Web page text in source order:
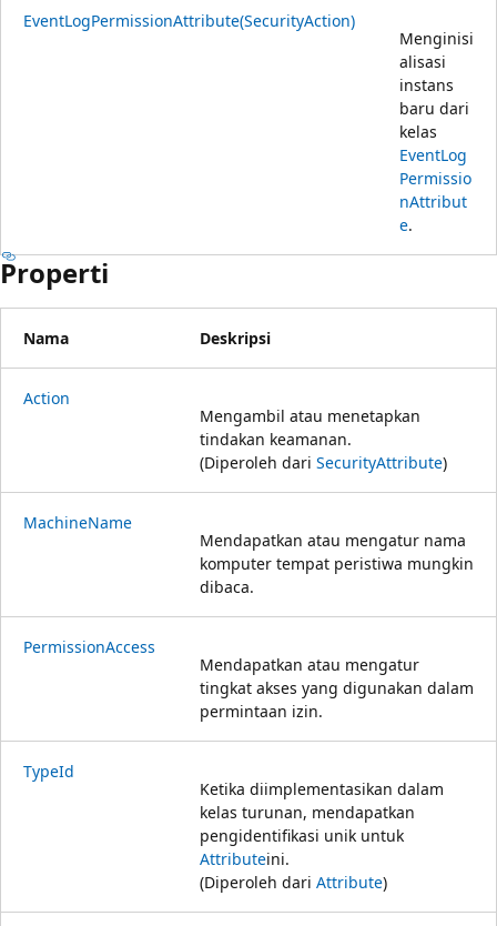
EventLogPermissionAttribute(SecurityAction)
Menginisi
alisasi
instans
baru dari
kelas
EventLog
Permissio
nAttribut
e.
Properti
Nama Deskripsi
Action
Mengambil atau menetapkan
tindakan keamanan.
(Diperoleh dari SecurityAttribute)
MachineName
Mendapatkan atau mengatur nama
komputer tempat peristiwa mungkin
dibaca.
PermissionAccess
Mendapatkan atau mengatur
tingkat akses yang digunakan dalam
permintaan izin.
TypeId
Ketika diimplementasikan dalam
kelas turunan, mendapatkan
pengidentifikasi unik untuk
Attributeini.
(Diperoleh dari Attribute)